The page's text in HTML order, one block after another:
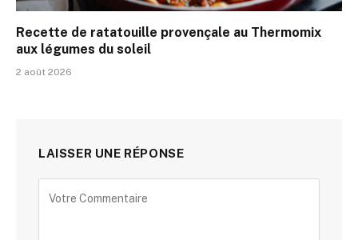
Recette de ratatouille provençale au Thermomix
aux légumes du soleil
2 août 2026
LAISSER UNE RÉPONSE